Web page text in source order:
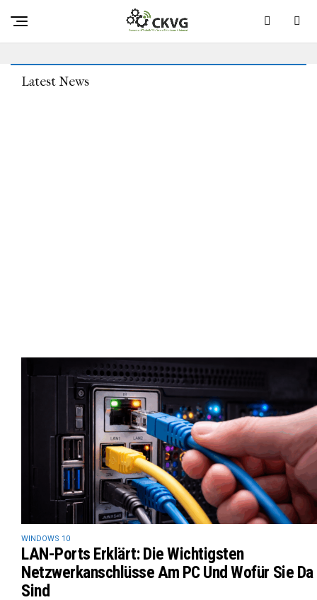
Portlose IPhones Sind Vielleicht Für Die Meisten Die
Zukunft, Aber USB-C-IPhones Haben Durchaus Sinn
Latest News
WINDOWS 10
LAN-Ports Erklärt: Die Wichtigsten
Netzwerkanschlüsse Am PC Und Wofür Sie Da
Sind